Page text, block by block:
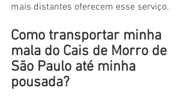
mais distantes oferecem esse serviço.
Como transportar minha
mala do Cais de Morro de
São Paulo até minha
pousada?